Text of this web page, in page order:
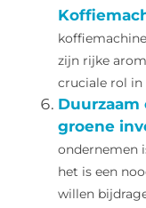
zijn rijke
cruciale rol in
Duurzaam
groene
ondernemen
het is een
willen